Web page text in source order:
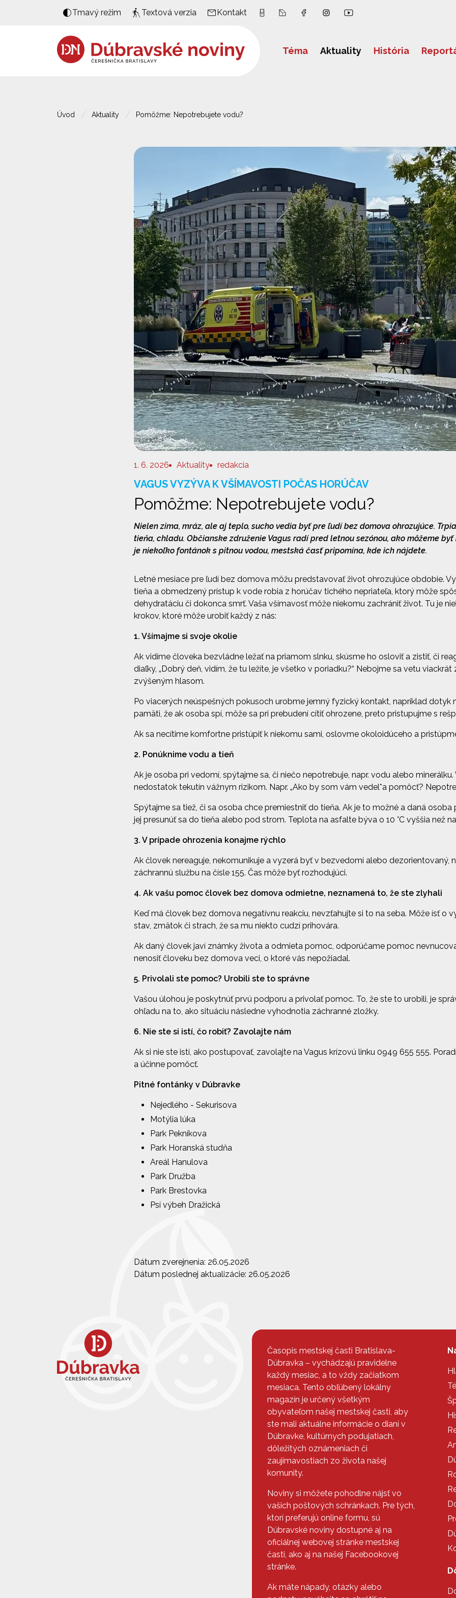
Tmavý režim Textová verzia Kontakt
Téma Aktuality História
Úvod Aktuality Pomôžme: Nepotrebujete vodu?
1. 6. 2026 Aktuality redakcia
VAGUS VYZÝVA K VŠÍMAVOSTI POČAS HORÚČAV
Pomôžme: Nepotrebujete vodu?
Nielen zima, mráz, ale aj teplo, sucho vedia byť pre ľudí bez domova ohrozujúce.
tieňa, chladu. Občianske združenie Vagus radí pred letnou sezónou, ako môžeme byť
je niekoľko fontánok s pitnou vodou, mestská časť pripomína, kde ich nájdete.
Letné mesiace pre ľudí bez domova môžu predstavovať život ohrozujúce obdobie.
tieňa a obmedzený prístup k vode robia z horúčav tichého nepriateľa, ktorý môže
dehydratáciu či dokonca smrť. Vaša všímavosť môže niekomu zachrániť život. Tu je
krokov, ktoré môže urobiť každý z nás:
1. Všímajme si svoje okolie
Ak vidíme človeka bezvládne ležať na priamom slnku, skúsme ho osloviť a zistiť, či
diaľky, „Dobrý deň, vidím, že tu ležíte, je všetko v poriadku?“ Nebojme sa vetu
zvýšeným hlasom.
Po viacerých neúspešných pokusoch urobme jemný fyzický kontakt, napríklad dotyk
pamäti, že ak osoba spí, môže sa pri prebudení cítiť ohrozene, preto pristupujme s
Ak sa necítime komfortne pristúpiť k niekomu sami, oslovme okoloidúceho a
2. Ponúknime vodu a tieň
Ak je osoba pri vedomí, spýtajme sa, či niečo nepotrebuje, napr. vodu alebo minerálku.
nedostatok tekutín vážnym rizikom. Napr. „Ako by som vám vedel*a pomôcť?
Spýtajme sa tiež, či sa osoba chce premiestniť do tieňa. Ak je to možné a daná
jej presunúť sa do tieňa alebo pod strom. Teplota na asfalte býva o 10 °C vyššia než
3. V prípade ohrozenia konajme rýchlo
Ak človek nereaguje, nekomunikuje a vyzerá byť v bezvedomí alebo dezorientovaný,
záchrannú službu na čísle 155. Čas môže byť rozhodujúci.
4. Ak vašu pomoc človek bez domova odmietne, neznamená to, že ste zlyhali
Keď má človek bez domova negatívnu reakciu, nevzťahujte si to na seba. Môže ísť o
stav, zmätok či strach, že sa mu niekto cudzí prihovára.
Ak daný človek javí známky života a odmieta pomoc, odporúčame pomoc
nenosiť človeku bez domova veci, o ktoré vás nepožiadal.
5. Privolali ste pomoc? Urobili ste to správne
Vašou úlohou je poskytnúť prvú podporu a privolať pomoc. To, že ste to urobili, je
ohľadu na to, ako situáciu následne vyhodnotia záchranné zložky.
6. Nie ste si istí, čo robiť? Zavolajte nám
Ak si nie ste istí, ako postupovať, zavolajte na Vagus krízovú linku 0949 655 555.
a účinne pomôcť.
Pitné fontánky v Dúbravke
Nejedlého - Sekurisova
Motýlia lúka
Park Pekníkova
Park Horanská studňa
Areál Hanulova
Park Družba
Park Brestovka
Psí výbeh Dražická
Dátum zverejnenia: 26.05.2026
Dátum poslednej aktualizácie: 26.05.2026
Časopis mestskej časti Bratislava-
Dúbravka – vychádzajú pravidelne
každý mesiac, a to vždy začiatkom
mesiaca. Tento obľúbený lokálny
magazín je určený všetkým
obyvateľom našej mestskej časti, aby
ste mali aktuálne informácie o dianí v
Dúbravke, kultúrnych podujatiach,
dôležitých oznámeniach či
zaujímavostiach zo života našej
komunity.
Noviny si môžete pohodlne nájsť vo
vašich poštových schránkach. Pre tých,
ktorí preferujú online formu, sú
Dúbravské noviny dostupné aj na
oficiálnej webovej stránke mestskej
časti, ako aj na našej Facebookovej
stránke.
Ak máte nápady, otázky alebo